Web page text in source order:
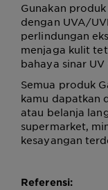
Gunakan
dengan UVA/
perlindungan
menjaga kulit
bahaya sinar
Semua produk
kamu dapatkan
atau belanja
supermarket,
kesayangan
Referensi: